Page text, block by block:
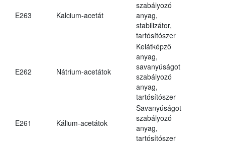
E263 Kalcium-acetát
szabályozó
anyag,
stabilizátor,
tartósítószer
E262 Nátrium-acetátok
Kelátképző
anyag,
savanyúságot
szabályozó
anyag,
tartósítószer
E261 Kálium-acetátok
Savanyúságot
szabályozó
anyag,
tartósítószer